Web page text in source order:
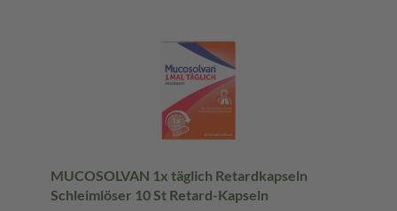
MUCOSOLVAN 1x täglich Retardkapseln
Schleimlöser 10 St Retard-Kapseln